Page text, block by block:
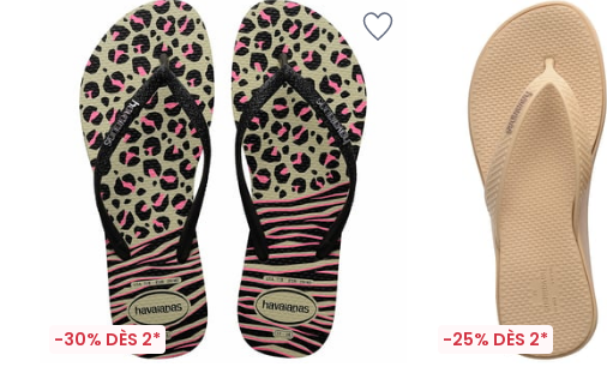
-30% DÈS 2* -25% DÈS 2*